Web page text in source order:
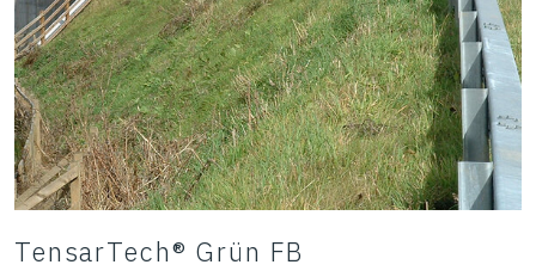
TensarTech® Grün FB